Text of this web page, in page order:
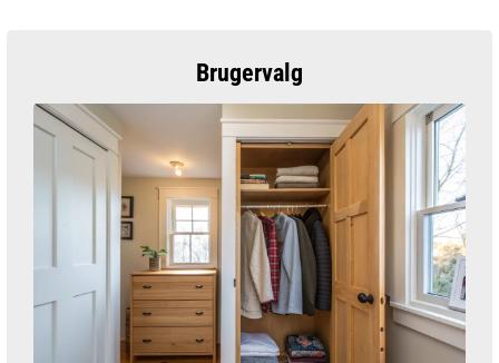
Brugervalg